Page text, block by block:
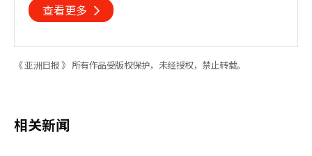
查看更多
《 亚洲日报 》 所有作品受版权保护，未经授权，禁止转载。
相关新闻